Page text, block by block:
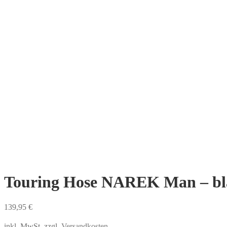
Touring Hose NAREK Man –
139,95 €